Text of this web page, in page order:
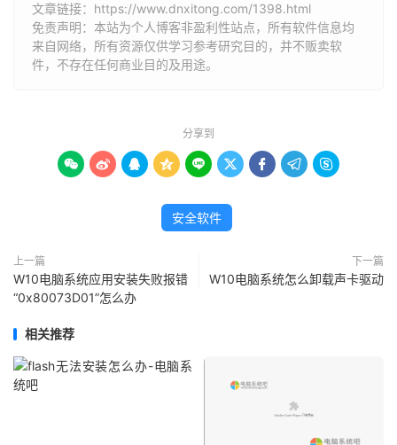
文章链接： https://www.dnxitong.com/1398.html
免责声明：本站为个人博客非盈利性站点，所有软件信息均
来自网络，所有资源仅供学习参考研究目的，并不贩卖软
件，不存在任何商业目的及用途。
分享到
        
安全软件
上一篇
W10电脑系统应用安装失败报错
“0x80073D01”怎么办
下一篇
W10电脑系统怎么卸载声卡驱动
相关推荐